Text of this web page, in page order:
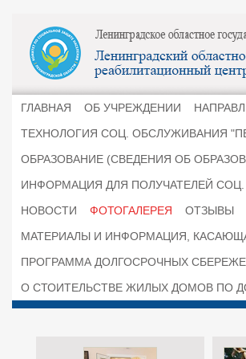
ГЛАВНАЯ ОБ УЧРЕЖДЕНИИ
ТЕХНОЛОГИЯ СОЦ. ОБСЛУЖИВАНИЯ
ОБРАЗОВАНИЕ (СВЕДЕНИЯ ОБ
ИНФОРМАЦИЯ ДЛЯ ПОЛУЧАТЕЛЕЙ
НОВОСТИ
ФОТОГАЛЕРЕЯ ОТЗЫВЫ
МАТЕРИАЛЫ И ИНФОРМАЦИЯ,
ПРОГРАММА ДОЛГОСРОЧНЫХ
О СТОИТЕЛЬСТВЕ ЖИЛЫХ ДОМОВ ПО